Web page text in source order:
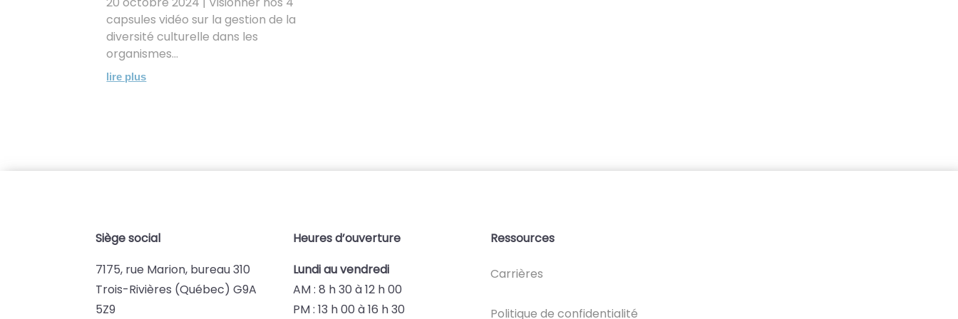
capsules vidéo sur la gestion de la
diversité culturelle dans les
organismes...
lire plus
Siège social
7175, rue Marion, bureau 310
Trois-Rivières (Québec) G9A
5Z9
Heures d’ouverture
Lundi au vendredi
AM : 8 h 30 à 12 h 00
PM : 13 h 00 à 16 h 30
Ressources
Carrières
Politique de confidentialité